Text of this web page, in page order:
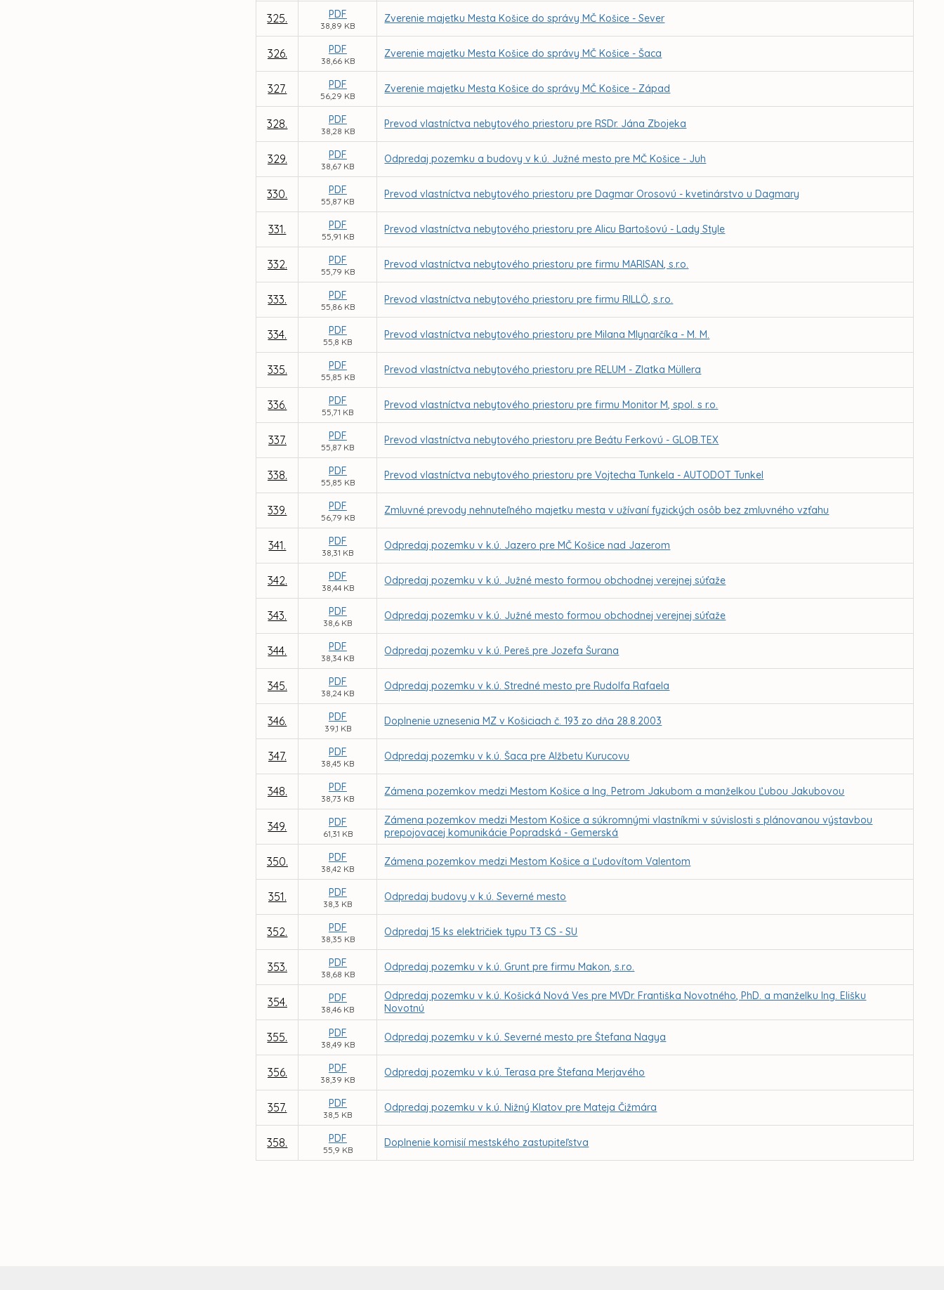
325. PDF
38,89 KB
Zverenie majetku Mesta Košice do správy MČ Košice - Sever
326. PDF
38,66 KB
Zverenie majetku Mesta Košice do správy MČ Košice - Šaca
327. PDF
56,29 KB
Zverenie majetku Mesta Košice do správy MČ Košice - Západ
328. PDF
38,28 KB
Prevod vlastníctva nebytového priestoru pre RSDr. Jána Zbojeka
329. PDF
38,67 KB
Odpredaj pozemku a budovy v k.ú. Južné mesto pre MČ Košice - Juh
330. PDF
55,87 KB
Prevod vlastníctva nebytového priestoru pre Dagmar Orosovú - kvetinárstvo u Dagmary
331. PDF
55,91 KB
Prevod vlastníctva nebytového priestoru pre Alicu Bartošovú - Lady Style
332. PDF
55,79 KB
Prevod vlastníctva nebytového priestoru pre firmu MARISAN, s.r.o.
333. PDF
55,86 KB
Prevod vlastníctva nebytového priestoru pre firmu RILLÖ, s.r.o.
334. PDF
55,8 KB
Prevod vlastníctva nebytového priestoru pre Milana Mlynarčíka - M. M.
335. PDF
55,85 KB
Prevod vlastníctva nebytového priestoru pre RELUM - Zlatka Müllera
336. PDF
55,71 KB
Prevod vlastníctva nebytového priestoru pre firmu Monitor M, spol. s r.o.
337. PDF
55,87 KB
Prevod vlastníctva nebytového priestoru pre Beátu Ferkovú - GLOB.TEX
338. PDF
55,85 KB
Prevod vlastníctva nebytového priestoru pre Vojtecha Tunkela - AUTODOT Tunkel
339. PDF
56,79 KB
Zmluvné prevody nehnuteľného majetku mesta v užívaní fyzických osôb bez zmluvného vzťahu
341. PDF
38,31 KB
Odpredaj pozemku v k.ú. Jazero pre MČ Košice nad Jazerom
342. PDF
38,44 KB
Odpredaj pozemku v k.ú. Južné mesto formou obchodnej verejnej súťaže
343. PDF
38,6 KB
Odpredaj pozemku v k.ú. Južné mesto formou obchodnej verejnej súťaže
344. PDF
38,34 KB
Odpredaj pozemku v k.ú. Pereš pre Jozefa Šurana
345. PDF
38,24 KB
Odpredaj pozemku v k.ú. Stredné mesto pre Rudolfa Rafaela
346. PDF
39,1 KB
Doplnenie uznesenia MZ v Košiciach č. 193 zo dňa 28.8.2003
347. PDF
38,45 KB
Odpredaj pozemku v k.ú. Šaca pre Alžbetu Kurucovu
348. PDF
38,73 KB
Zámena pozemkov medzi Mestom Košice a Ing. Petrom Jakubom a manželkou Ľubou Jakubovou
349. PDF
61,31 KB
Zámena pozemkov medzi Mestom Košice a súkromnými vlastníkmi v súvislosti s plánovanou výstavbou
prepojovacej komunikácie Popradská - Gemerská
350. PDF
38,42 KB
Zámena pozemkov medzi Mestom Košice a Ľudovítom Valentom
351. PDF
38,3 KB
Odpredaj budovy v k.ú. Severné mesto
352. PDF
38,35 KB
Odpredaj 15 ks električiek typu T3 CS - SU
353. PDF
38,68 KB
Odpredaj pozemku v k.ú. Grunt pre firmu Makon, s.r.o.
354. PDF
38,46 KB
Odpredaj pozemku v k.ú. Košická Nová Ves pre MVDr. Františka Novotného, PhD. a manželku Ing. Elišku
Novotnú
355. PDF
38,49 KB
Odpredaj pozemku v k.ú. Severné mesto pre Štefana Nagya
356. PDF
38,39 KB
Odpredaj pozemku v k.ú. Terasa pre Štefana Merjavého
357. PDF
38,5 KB
Odpredaj pozemku v k.ú. Nižný Klatov pre Mateja Čižmára
358. PDF
55,9 KB
Doplnenie komisií mestského zastupiteľstva